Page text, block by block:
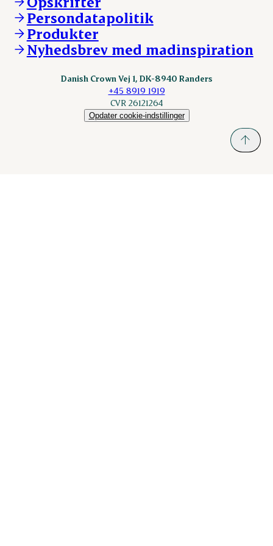
ESS-FOOD.com
Fonden Dansk Gastronomi
KLS.se
nordicspoor.com
Scanhide.dk
Persondatapolitik
Produkter
Nyhedsbrev med madinspiration
Danish Crown Vej 1, DK-8940 Randers
+45 8919 1919
CVR 26121264
Opdater cookie-indstillinger